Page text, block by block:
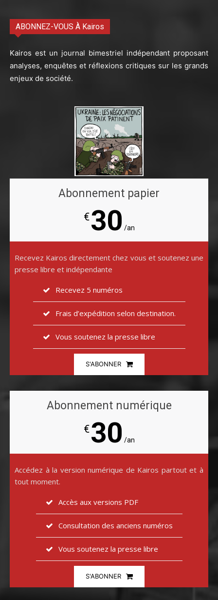
ABONNEZ-VOUS À Kairos
Kairos est un journal bimestriel indépendant proposant
analyses, enquêtes et réflexions critiques sur les grands
enjeux de société.
Abonnement papier
€30 /an
Recevez Kairos directement chez vous et soutenez une
presse libre et indépendante
Recevez 5 numéros
Frais d’expédition selon destination.
Vous soutenez la presse libre
S'ABONNER
Abonnement numérique
€30 /an
Accédez à la version numérique de Kairos partout et à
tout moment.
Accès aux versions PDF
Consultation des anciens numéros
Vous soutenez la presse libre
S'ABONNER